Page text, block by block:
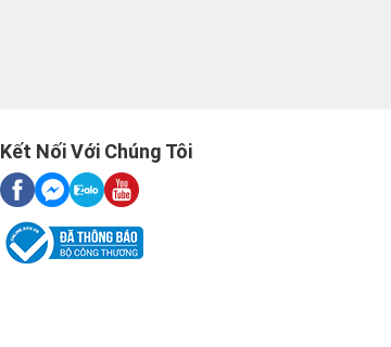
Kết Nối Với Chúng Tôi